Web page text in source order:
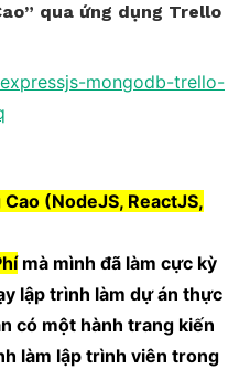
qua ứng dụng Trello
(NodeJS, ReactJS,
mà mình đã làm cực kỳ
lập trình làm dự án thực
có một hành trang kiến
làm lập trình viên trong